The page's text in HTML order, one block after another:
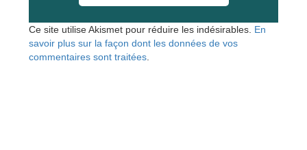
Ce site utilise Akismet pour réduire les indésirables. En
savoir plus sur la façon dont les données de vos
commentaires sont traitées